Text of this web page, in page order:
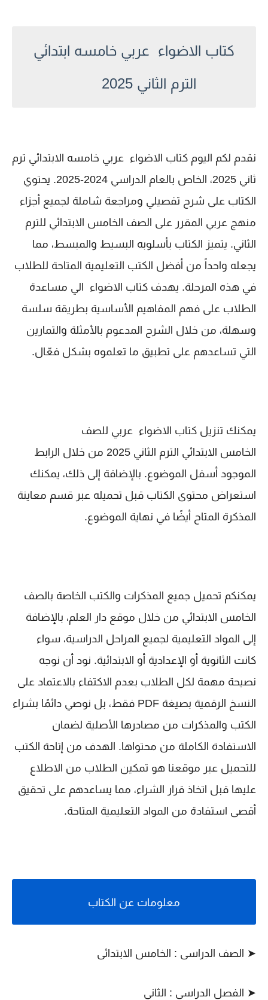
كتاب الاضواء عربي خامسه ابتدائي
الترم الثاني 2025
نقدم لكم اليوم كتاب الاضواء عربي خامسه الابتدائي ترم
ثاني 2025، الخاص بالعام الدراسي 2024-2025. يحتوي
الكتاب على شرح تفصيلي ومراجعة شاملة لجميع أجزاء
منهج عربي المقرر على الصف الخامس الابتدائي للترم
الثاني. يتميز الكتاب بأسلوبه البسيط والمبسط، مما
يجعله واحداً من أفضل الكتب التعليمية المتاحة للطلاب
في هذه المرحلة. يهدف كتاب الاضواء الي مساعدة
الطلاب على فهم المفاهيم الأساسية بطريقة سلسة
وسهلة، من خلال الشرح المدعوم بالأمثلة والتمارين
التي تساعدهم على تطبيق ما تعلموه بشكل فعّال.
يمكنك تنزيل كتاب الاضواء عربي للصف
الخامس الابتدائي الترم الثاني 2025 من خلال الرابط
الموجود أسفل الموضوع. بالإضافة إلى ذلك، يمكنك
استعراض محتوى الكتاب قبل تحميله عبر قسم معاينة
المذكرة المتاح أيضًا في نهاية الموضوع.
يمكنكم تحميل جميع المذكرات والكتب الخاصة بالصف
الخامس الابتدائي من خلال موقع دار العلم، بالإضافة
إلى المواد التعليمية لجميع المراحل الدراسية، سواء
كانت الثانوية أو الإعدادية أو الابتدائية. نود أن نوجه
نصيحة مهمة لكل الطلاب بعدم الاكتفاء بالاعتماد على
النسخ الرقمية بصيغة PDF فقط، بل نوصي دائمًا بشراء
الكتب والمذكرات من مصادرها الأصلية لضمان
الاستفادة الكاملة من محتواها. الهدف من إتاحة الكتب
للتحميل عبر موقعنا هو تمكين الطلاب من الاطلاع
عليها قبل اتخاذ قرار الشراء، مما يساعدهم على تحقيق
أقصى استفادة من المواد التعليمية المتاحة.
معلومات عن الكتاب
➤ الصف الدراسى : الخامس الابتدائى
➤ الفصل الدراسى : الثاني